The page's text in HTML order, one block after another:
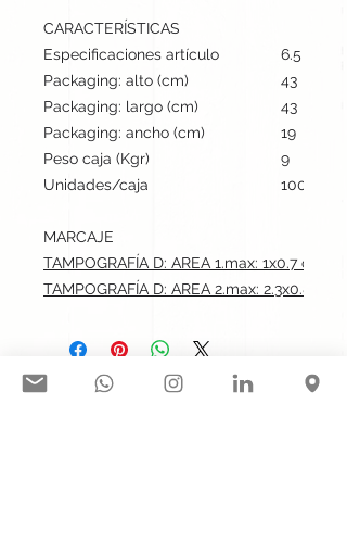
CARACTERÍSTICAS
Especificaciones artículo
6.5 cm /
Packaging: alto (cm)
43
Packaging: largo (cm)
43
Packaging: ancho (cm)
19
Peso caja (Kgr)
9
Unidades/caja
100
MARCAJE
TAMPOGRAFÍA D: AREA 1.max: 1x0.7 cm
TAMPOGRAFÍA D: AREA 2.max: 2.3x0.8 cm
Síguenos en nuestras redes